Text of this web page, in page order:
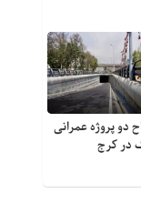
دو پروژه عمرانی
در کرج